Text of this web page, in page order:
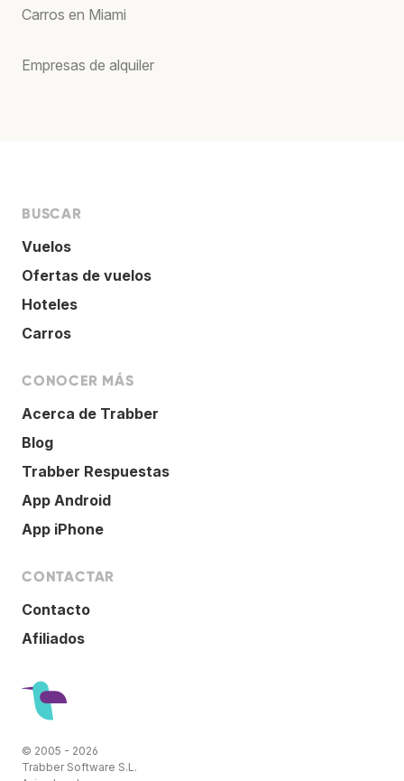
Carros en Miami
Empresas de alquiler
BUSCAR
Vuelos
Ofertas de vuelos
Hoteles
Carros
CONOCER MÁS
Acerca de Trabber
Blog
Trabber Respuestas
App Android
App iPhone
CONTACTAR
Contacto
Afiliados
© 2005 - 2026
Trabber Software S.L.